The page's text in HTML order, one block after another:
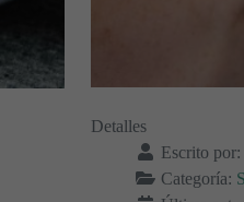
Detalles
Escrito por:
Categoría: